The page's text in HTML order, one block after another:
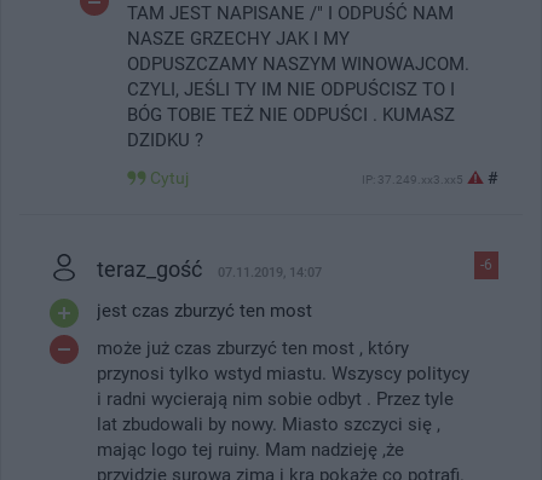
TAM JEST NAPISANE /" I ODPUŚĆ NAM
NASZE GRZECHY JAK I MY
ODPUSZCZAMY NASZYM WINOWAJCOM.
CZYLI, JEŚLI TY IM NIE ODPUŚCISZ TO I
BÓG TOBIE TEŻ NIE ODPUŚCI . KUMASZ
DZIDKU ?
Cytuj IP: 37.249.xx3.xx5 #
-6
teraz_gość 07.11.2019, 14:07
jest czas zburzyć ten most
może już czas zburzyć ten most , który
przynosi tylko wstyd miastu. Wszyscy politycy
i radni wycierają nim sobie odbyt . Przez tyle
lat zbudowali by nowy. Miasto szczyci się ,
mając logo tej ruiny. Mam nadzieję ,że
przyjdzie surowa zima i kra pokaże co potrafi.